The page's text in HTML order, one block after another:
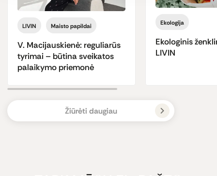
LIVIN Maisto papildai
V. Macijauskienė: reguliarūs
tyrimai – būtina sveikatos
palaikymo priemonė
Ekologija
Ekologinis
LIVIN
Žiūrėti daugiau